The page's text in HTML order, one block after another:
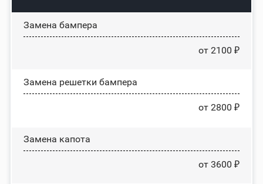
Замена бампера
от 2100 ₽
Замена решетки бампера
от 2800 ₽
Замена капота
от 3600 ₽